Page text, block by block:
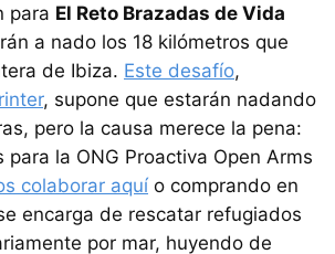
para El Reto Brazadas de Vida
a nado los 18 kilómetros que
de Ibiza. Este desafío,
, supone que estarán nadando
pero la causa merece la pena:
para la ONG Proactiva Open Arms
colaborar aquío comprando en
encarga de rescatar refugiados
por mar, huyendo de